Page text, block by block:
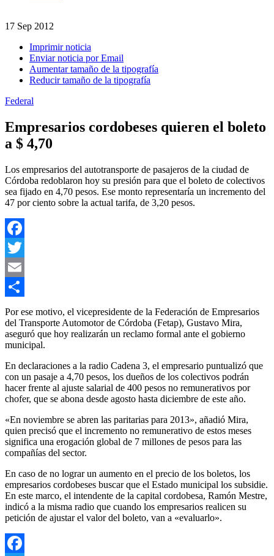
17 Sep 2012
Imprimir noticia
Enviar noticia por Email
Aumentar tamaño de la tipografía
Reducir tamaño de la tipografía
Federal
Empresarios cordobeses quieren el boleto
a $ 4,70
Los empresarios del autotransporte de pasajeros de la ciudad de
Córdoba redoblaron hoy su presión para que el boleto de colectivos
sea fijado en 4,70 pesos. Ese monto representaría un incremento del
47 por ciento sobre la actual tarifa, de 3,20 pesos.
Facebook
Twitter
Email
Compartir
Por ese motivo, el vicepresidente de la Federación de Empresarios
del Transporte Automotor de Córdoba (Fetap), Gustavo Mira,
aseguró que hoy realizarán un reclamo formal ante el gobierno
municipal.
En declaraciones a la radio Cadena 3, el empresario puntualizó que
con un pasaje a 4,70 pesos, los dueños de los colectivos podrán
hacer frente al ajuste salarial de 400 pesos no remunerativos por
chofer, que se abona desde agosto hasta diciembre de este año.
«En noviembre se abren las paritarias para 2013», añadió Mira,
quien precisó que el incremento no remunerativo de estos meses
significa una erogación global de 7 millones de pesos para las
compañías del sector.
En caso de no lograr un aumento en el precio de los boletos, los
empresarios cordobeses buscar que el Estado municipal los subsidie.
En este marco, el intendente de la capital cordobesa, Ramón Mestre,
indicó a la misma radio que cuando los empresarios realicen su
petición de ajustar el valor del boleto, van a «evaluarlo».